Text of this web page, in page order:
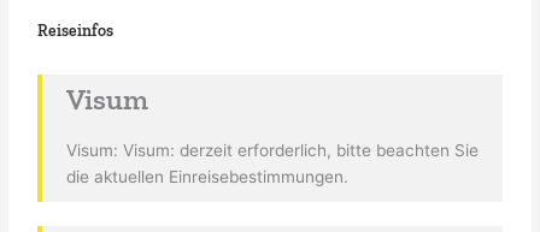
Reiseinfos
Visum
Visum: Visum: derzeit erforderlich, bitte beachten Sie
die aktuellen Einreisebestimmungen.